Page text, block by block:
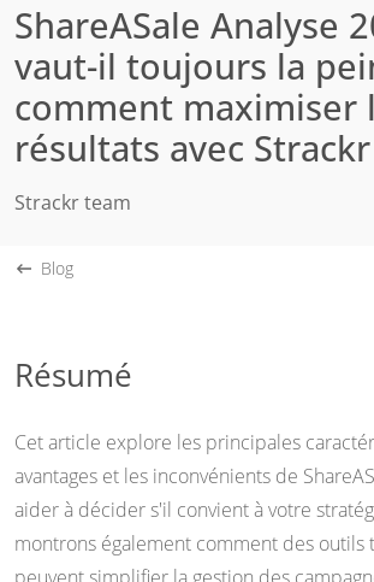
ShareASale Analyse
vaut-il toujours la
comment maximiser
résultats avec Strackr
Strackr team
Blog
Résumé
Cet article explore les principales
avantages et les inconvénients de
aider à décider s'il convient à votre
montrons également comment des outils